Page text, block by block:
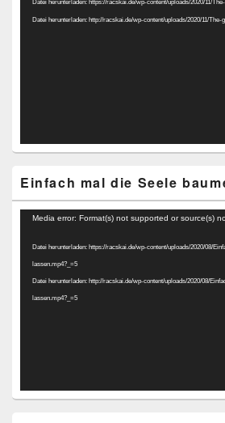
Datei herunterladen: http://racskai.de/wp-content/uploads/2020/11/
Einfach mal die Seele
Video-
Media error: Format(s) not supported or source(s)
Datei herunterladen: https://racskai.de/wp-content/uploads/2020/08/
lassen.mp4?_=5
Datei herunterladen: http://racskai.de/wp-content/uploads/2020/08/
lassen.mp4?_=5